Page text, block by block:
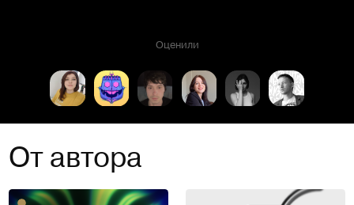
Оценили
От автора